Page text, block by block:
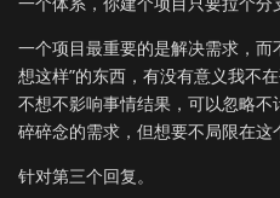
一个项目最重要的是解决需求，而
想这样”的东西，有没有意义我不
不想不影响事情结果，可以忽略
碎碎念的需求，但想要不局限在这
针对第三个回复。